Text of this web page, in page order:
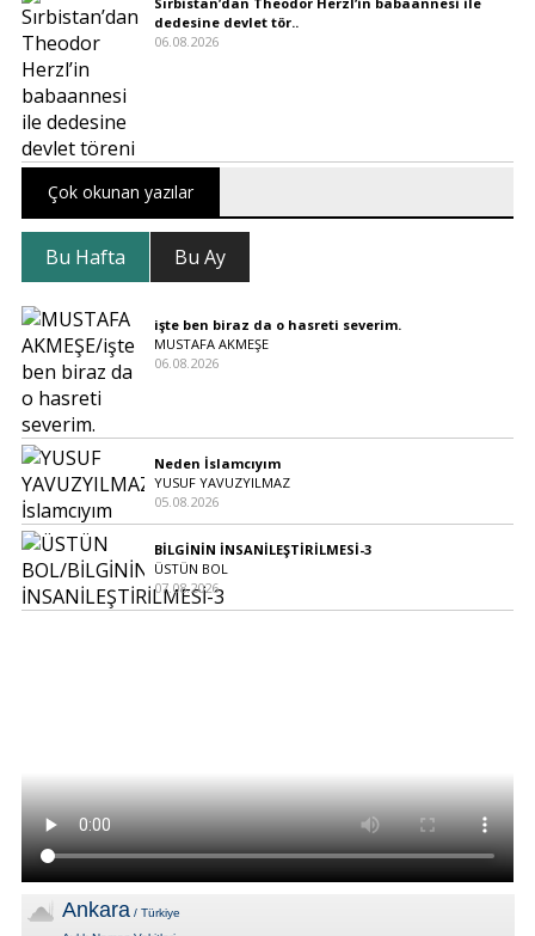
dedesine devlet tör..
06.08.2026
Çok okunan yazılar
Bu Hafta Bu Ay
işte ben biraz da o hasreti severim.
MUSTAFA AKMEŞE
06.08.2026
Neden İslamcıyım
YUSUF YAVUZYILMAZ
05.08.2026
BİLGİNİN İNSANİLEŞTİRİLMESİ-3
ÜSTÜN BOL
07.08.2026